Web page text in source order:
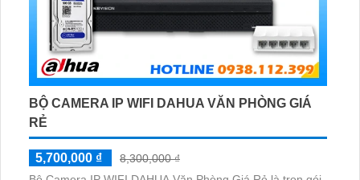
BỘ CAMERA IP WIFI DAHUA VĂN PHÒNG GIÁ
RẺ
5,700,000 ₫
8,300,000 ₫